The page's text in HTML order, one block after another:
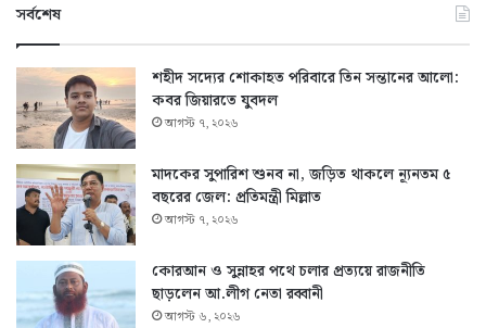
সর্বশেষ
শহীদ সদ্যের শোকাহত পরিবারে তিন সন্তানের আলো:
কবর জিয়ারতে যুবদল
আগস্ট ৭, ২০২৬
মাদকের সুপারিশ শুনব না, জড়িত থাকলে ন্যূনতম ৫
বছরের জেল: প্রতিমন্ত্রী মিল্লাত
আগস্ট ৭, ২০২৬
কোরআন ও সুন্নাহর পথে চলার প্রত্যয়ে রাজনীতি
ছাড়লেন আ.লীগ নেতা রব্বানী
আগস্ট ৬, ২০২৬